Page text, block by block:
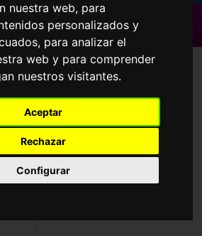
nuestra web, para
personalizados y
para analizar el
web y para comprender
nuestros visitantes.
Aceptar
Rechazar
Configurar
de Sol
Graduadas
Deportivas
Lentillas
Accesorios
las Marcas ◀
Luxottica